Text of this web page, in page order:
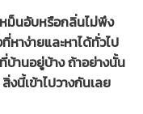
ม็นอับหรือกลิ่นไม่พึง
หาง่ายและหาได้ทั่วไป
บ้านอยู่บ้าง ถ้าอย่างนั้น
งนี้เข้าไปวางกันเลย